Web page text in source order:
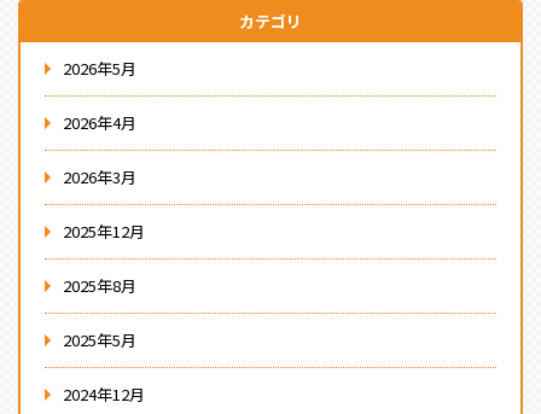
カテゴリ
2026年5月
2026年4月
2026年3月
2025年12月
2025年8月
2025年5月
2024年12月